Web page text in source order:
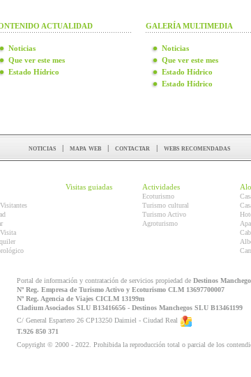
ACTUALIDAD
Noticias
Que ver este mes
Estado Hídrico
GALERÍA MULTIMEDIA
Noticias
Que ver este mes
Estado Hídrico
Estado Hídrico
noticias | mapa web | contactar | webs recomendadas
Visitas guiadas Actividades
Ecoturismo
Turismo cultural
Turismo Activo
Agroturismo
Portal de información y contratación de servicios propiedad de Destinos
Nº Reg. Empresa de Turismo Activo y Ecoturismo CLM 13697700007
Nº Reg. Agencia de Viajes CICLM 13199m
Cladium Asociados SLU B13416656 - Destinos Manchegos SLU B13461199
C/ General Espartero 26 CP13250 Daimiel - Ciudad Real
T.926 850 371
Copyright © 2000 - 2022. Prohibida la reproducción total o parcial de los